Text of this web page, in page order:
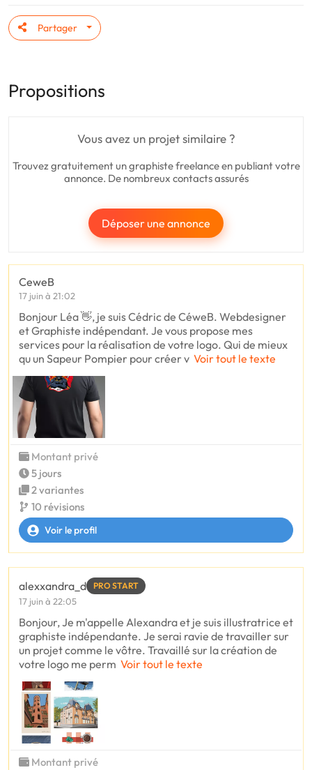
Partager
Propositions
Vous avez un projet similaire ?
Trouvez gratuitement un graphiste freelance en publiant votre
annonce. De nombreux contacts assurés
Déposer une annonce
CeweB
17 juin à 21:02
Bonjour Léa 👋, je suis Cédric de CéweB. Webdesigner
et Graphiste indépendant. Je vous propose mes
services pour la réalisation de votre logo. Qui de mieux
qu un Sapeur Pompier pour créer v Voir tout le texte
Montant privé
5 jours
2 variantes
10 révisions
Voir le profil
alexxandra_d PRO START
17 juin à 22:05
Bonjour, Je m'appelle Alexandra et je suis illustratrice et
graphiste indépendante. Je serai ravie de travailler sur
un projet comme le vôtre. Travaillé sur la création de
votre logo me perm Voir tout le texte
Montant privé